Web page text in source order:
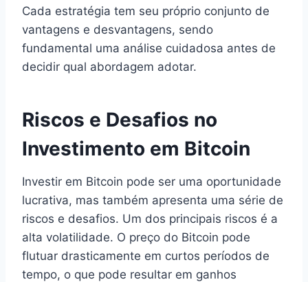
Cada estratégia tem seu próprio conjunto de
vantagens e desvantagens, sendo
fundamental uma análise cuidadosa antes de
decidir qual abordagem adotar.
Riscos e Desafios no
Investimento em Bitcoin
Investir em Bitcoin pode ser uma oportunidade
lucrativa, mas também apresenta uma série de
riscos e desafios. Um dos principais riscos é a
alta volatilidade. O preço do Bitcoin pode
flutuar drasticamente em curtos períodos de
tempo, o que pode resultar em ganhos